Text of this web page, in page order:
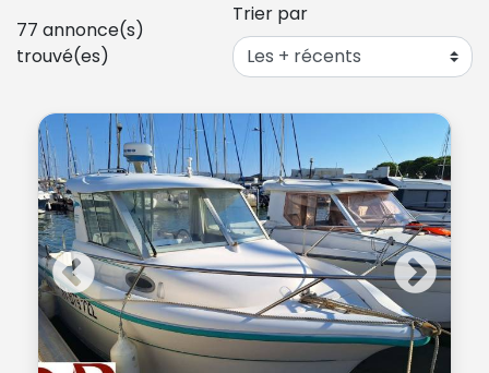
77 annonce(s)
trouvé(es)
Trier par